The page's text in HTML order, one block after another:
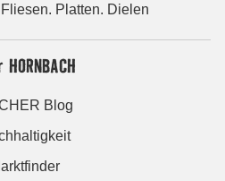
Platten. Dielen
Blog